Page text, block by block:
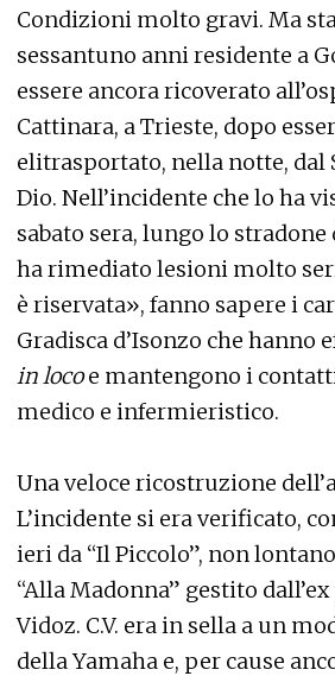
Condizioni molto gravi. Ma
sessantuno anni residente a
essere ancora ricoverato
Cattinara, a Trieste, dopo
elitrasportato, nella notte, dal
Dio. Nell’incidente che lo ha
sabato sera, lungo lo
ha rimediato lesioni molto
è riservata», fanno sapere i
Gradisca d’Isonzo che
in locoe mantengono i
medico e infermieristico.
Una veloce ricostruzione
L’incidente si era verificato,
ieri da “Il Piccolo”, non
“Alla Madonna” gestito
Vidoz. C.V. era in sella a un
della Yamaha e, per cause